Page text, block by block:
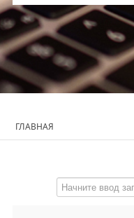
ГЛАВНАЯ